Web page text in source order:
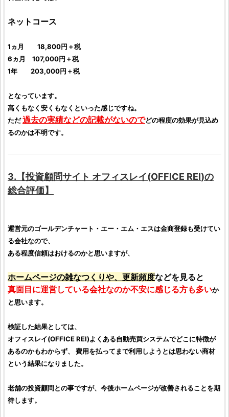
ネットコース
1ヵ月 18,800円＋税
6ヵ月 107,000円＋税
1年 203,000円＋税
となっています。
高くもなく安くもなくといった感じですね。
ただ過去の実績などの記載がないのでどの程度の効果が見込め
るのかは不明です。
3.【投資顧問サイト オフィスレイ(OFFICE REI)の
総合評価】
運営元のゴールデンチャート・エー・エム・エスは金商登録も受けてい
る会社なので、
ある程度信頼はおけるのかと思いますが、
ホームページの雑なつくりや、更新頻度などを見ると
真面目に運営している会社なのか不安に感じる方も多いか
と思います。
検証した結果としては、
オフィスレイ(OFFICE REI)よくある自動売買システムでどこに特徴が
あるのかもわからず、 費用を払ってまで利用しようとは思わない商材
という結果になりました。
老舗の投資顧問との事ですが、今後ホームページが改善されることを期
待します。